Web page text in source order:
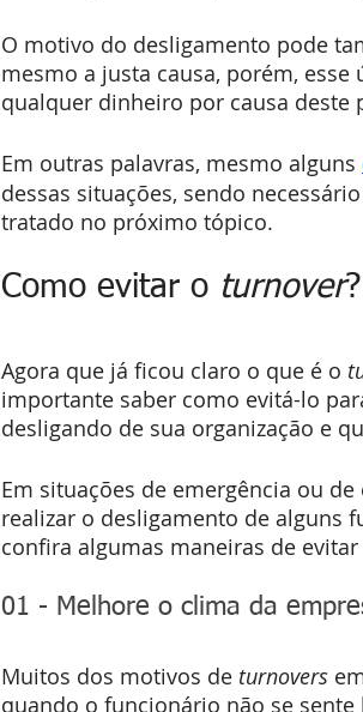
O motivo do desligamento pode
mesmo a justa causa, porém,
qualquer dinheiro por causa deste
Em outras palavras, mesmo alguns
dessas situações, sendo
tratado no próximo tópico.
Como evitar o turnover?
Agora que já ficou claro o que é o
importante saber como evitá-lo
desligando de sua organização e
Em situações de emergência ou
realizar o desligamento de alguns
confira algumas maneiras de evitar
01 - Melhore o clima da
Muitos dos motivos de turnovers
quando o funcionário não se